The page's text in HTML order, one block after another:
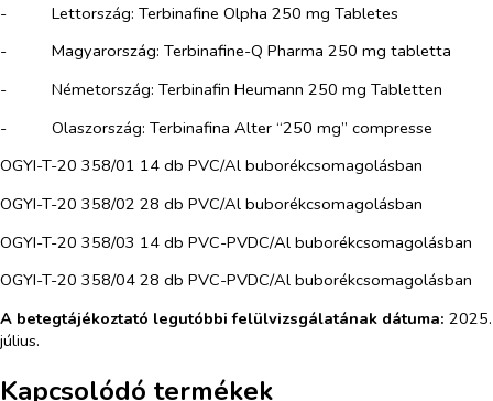
-​
Lettország: Terbinafine Olpha 250 mg Tabletes
-​
Magyarország: Terbinafine-Q Pharma 250 mg tabletta
-​
Németország: Terbinafin Heumann 250 mg Tabletten
-​
Olaszország: Terbinafina Alter “250 mg” compresse
OGYI-T-20 358/01 14 db PVC/Al buborékcsomagolásban
OGYI-T-20 358/02 28 db PVC/Al buborékcsomagolásban
OGYI-T-20 358/03 14 db PVC-PVDC/Al buborékcsomagolásban
OGYI-T-20 358/04 28 db PVC-PVDC/Al buborékcsomagolásban
A betegtájékoztató legutóbbi felülvizsgálatának dátuma: 2025.
július.
Kapcsolódó termékek